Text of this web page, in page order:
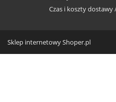
Czas i koszty dostawy
Sklep internetowy Shoper.pl